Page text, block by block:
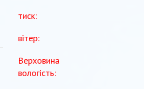
тиск:
вітер:
Верховина
вологість: